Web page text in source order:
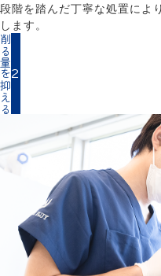
段階を踏んだ丁寧な処置によ
します。
2
抑える